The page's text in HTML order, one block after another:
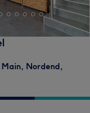
Nordend,